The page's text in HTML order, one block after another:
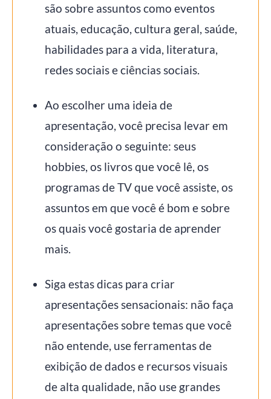
são sobre assuntos como eventos
atuais, educação, cultura geral, saúde,
habilidades para a vida, literatura,
redes sociais e ciências sociais.
Ao escolher uma ideia de
apresentação, você precisa levar em
consideração o seguinte: seus
hobbies, os livros que você lê, os
programas de TV que você assiste, os
assuntos em que você é bom e sobre
os quais você gostaria de aprender
mais.
Siga estas dicas para criar
apresentações sensacionais: não faça
apresentações sobre temas que você
não entende, use ferramentas de
exibição de dados e recursos visuais
de alta qualidade, não use grandes